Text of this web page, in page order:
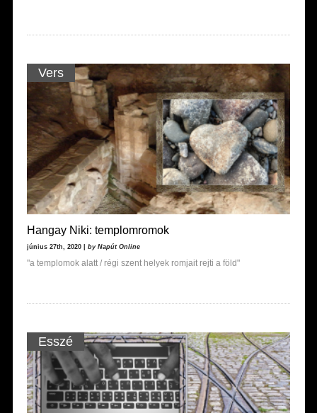
Vers
Hangay Niki: templomromok
június 27th, 2020 | by Napút Online
"a templomok alatt / régi szent helyek romjait rejti a föld"
Esszé